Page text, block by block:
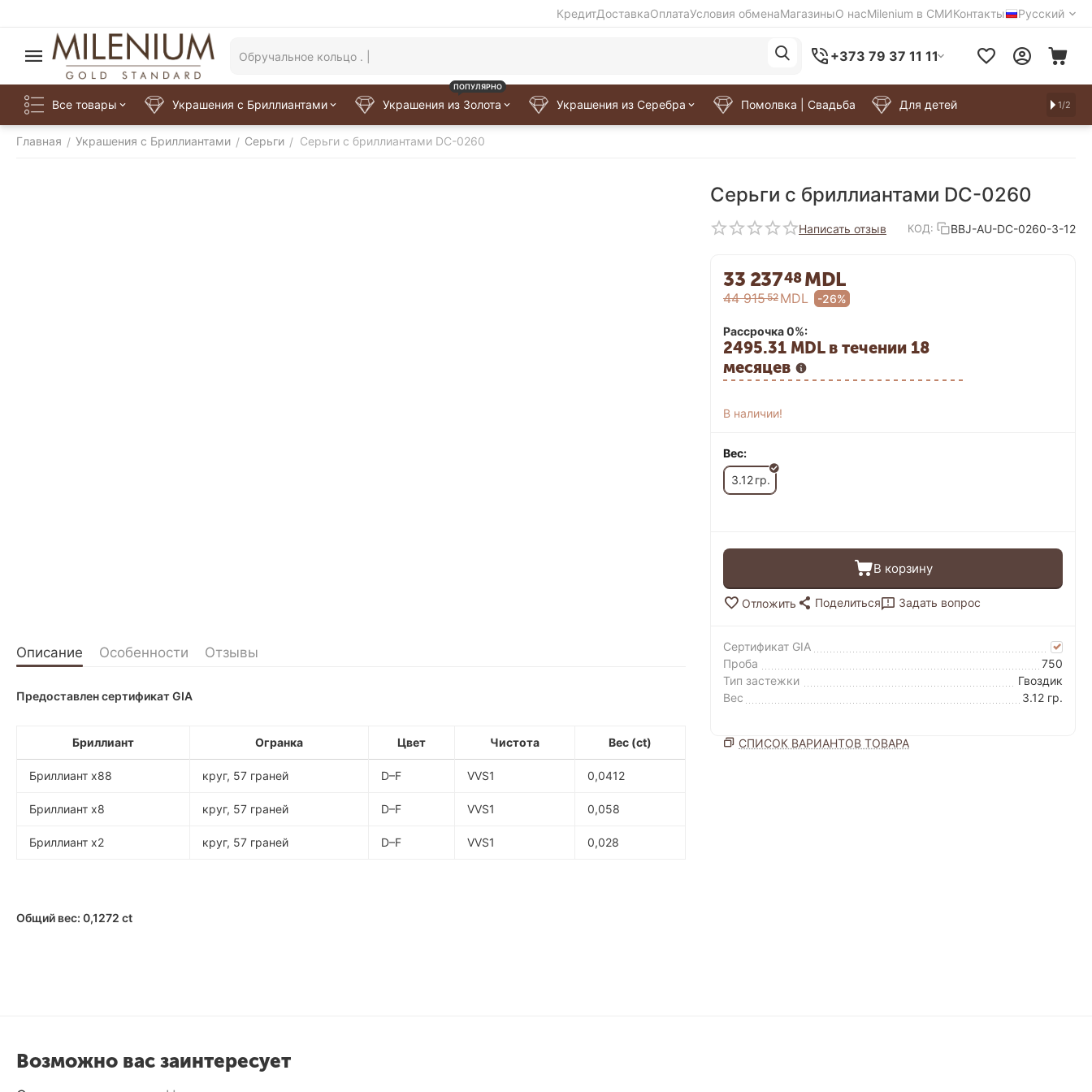
КредитДоставкаОплатаУсловия обменаМагазиныО насMilenium в СМИКонтакты Русский
+373 79 37 11 11
Все товары Украшения с Бриллиантами Украшения из Золота
ПОПУЛЯРНО
Украшения из Серебра Помолвка | Свадьба Для детей 1/2
Главная / Украшения с Бриллиантами / Серьги / Серьги с бриллиантами DC-0260
Серьги с бриллиантами DC-0260
Написать отзыв КОД: BBJ-AU-DC-0260-3-12
33 23748 MDL
44 91552 MDL -26%
Рассрочка 0%:
2495.31 MDL в течении 18
месяцев
В наличии!
Вес:
3.12гр.
В корзину
Отложить Поделиться Задать вопрос
Сертификат GIA
Проба
750
Тип застежки
Гвоздик
Вес
3.12 гр.
СПИСОК ВАРИАНТОВ ТОВАРА
Описание Особенности Отзывы
Предоставлен сертификат GIA
Бриллиант Огранка Цвет Чистота Вес (ct)
Бриллиант x88 круг, 57 граней D–F VVS1 0,0412
Бриллиант x8 круг, 57 граней D–F VVS1 0,058
Бриллиант x2 круг, 57 граней D–F VVS1 0,028
Общий вес: 0,1272 ct
Возможно вас заинтересует